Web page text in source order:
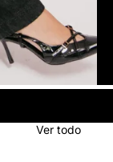
Ver todo